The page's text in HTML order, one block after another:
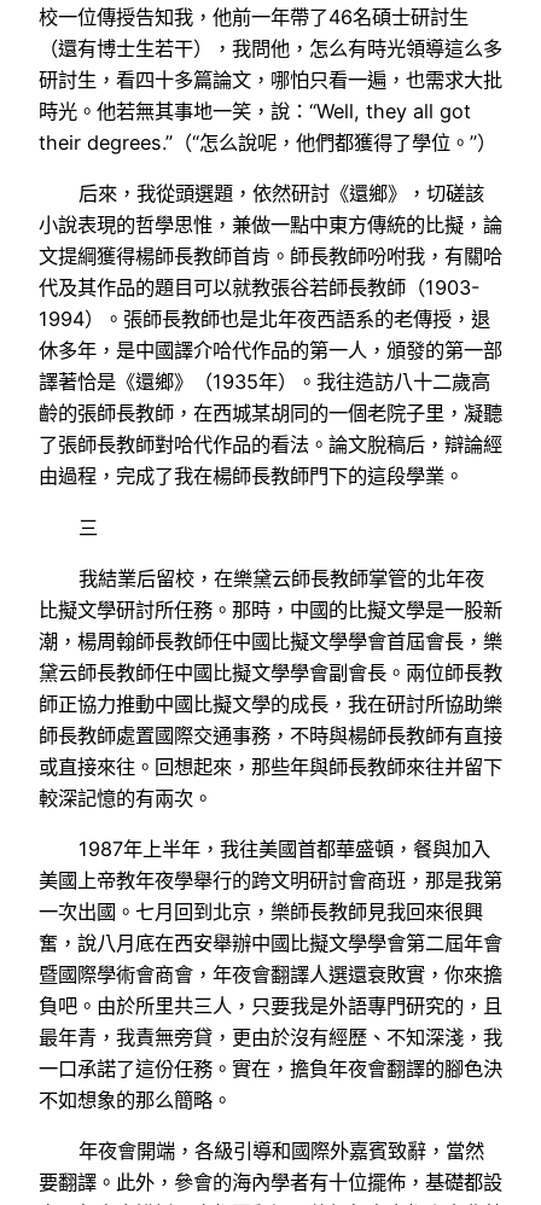
校一位傳授告知我，他前一年帶了46名碩士研討生
（還有博士生若干），我問他，怎么有時光領導這么多
研討生，看四十多篇論文，哪怕只看一遍，也需求大批
時光。他若無其事地一笑，說：“Well, they all got
their degrees.”（“怎么說呢，他們都獲得了學位。”）
后來，我從頭選題，依然研討《還鄉》，切磋該
小說表現的哲學思惟，兼做一點中東方傳統的比擬，論
文提綱獲得楊師長教師首肯。師長教師吩咐我，有關哈
代及其作品的題目可以就教張谷若師長教師（1903-
1994）。張師長教師也是北年夜西語系的老傳授，退
休多年，是中國譯介哈代作品的第一人，頒發的第一部
譯著恰是《還鄉》（1935年）。我往造訪八十二歲高
齡的張師長教師，在西城某胡同的一個老院子里，凝聽
了張師長教師對哈代作品的看法。論文脫稿后，辯論經
由過程，完成了我在楊師長教師門下的這段學業。
三
我結業后留校，在樂黛云師長教師掌管的北年夜
比擬文學研討所任務。那時，中國的比擬文學是一股新
潮，楊周翰師長教師任中國比擬文學學會首屆會長，樂
黛云師長教師任中國比擬文學學會副會長。兩位師長教
師正協力推動中國比擬文學的成長，我在研討所協助樂
師長教師處置國際交通事務，不時與楊師長教師有直接
或直接來往。回想起來，那些年與師長教師來往并留下
較深記憶的有兩次。
1987年上半年，我往美國首都華盛頓，餐與加入
美國上帝教年夜學舉行的跨文明研討會商班，那是我第
一次出國。七月回到北京，樂師長教師見我回來很興
奮，說八月底在西安舉辦中國比擬文學學會第二屆年會
暨國際學術會商會，年夜會翻譯人選還衰敗實，你來擔
負吧。由於所里共三人，只要我是外語專門研究的，且
最年青，我責無旁貸，更由於沒有經歷、不知深淺，我
一口承諾了這份任務。實在，擔負年夜會翻譯的腳色決
不如想象的那么簡略。
年夜會開端，各級引導和國際外嘉賓致辭，當然
要翻譯。此外，參會的海內學者有十位擺佈，基礎都設